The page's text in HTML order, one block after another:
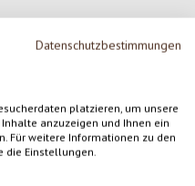
Datenschutzbestimmungen
platzieren, um unsere
anzuzeigen und Ihnen ein
Für weitere Informationen zu den
die Einstellungen.
prodotto con altri clienti.
lingua corrente.